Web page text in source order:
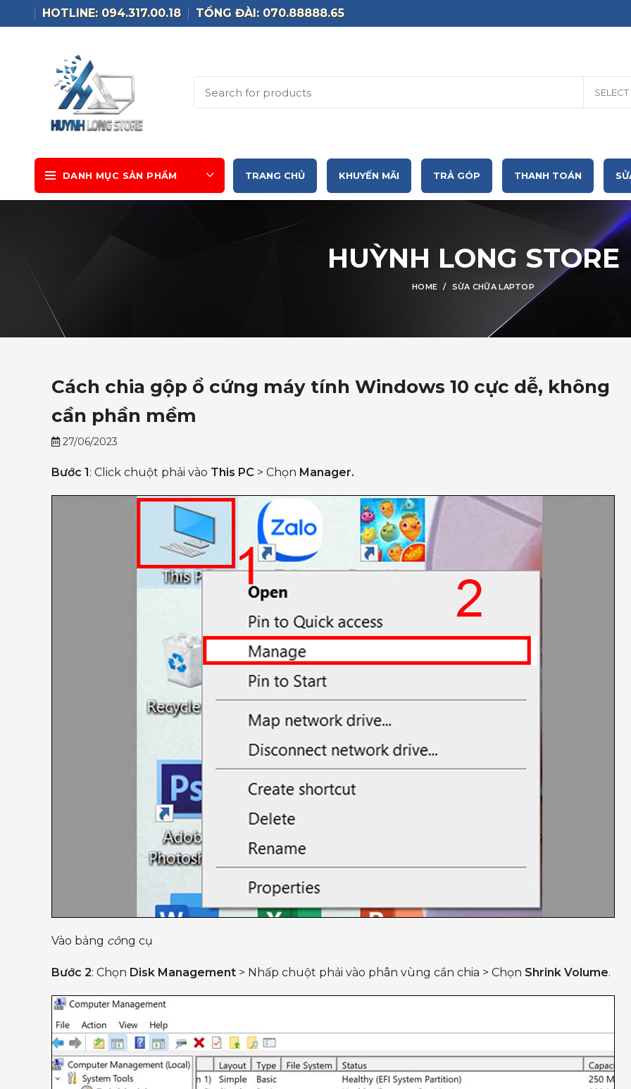
HOTLINE: 094.317.00.18 TỔNG ĐÀI: 070.88888.65
DANH MỤC SẢN PHẨM TRANG CHỦ KHUYẾN MÃI TRẢ GÓP THANH TOÁN
HUỲNH LONG STORE
HOME SỬA CHỮA LAPTOP
Cách chia gộp ổ cứng máy tính Windows 10 cực dễ, không
cần phần mềm
27/06/2023
Bước 1: Click chuột phải vào This PC > Chọn Manager.
Vào bảng công cụ
Bước 2: Chọn Disk Management > Nhấp chuột phải vào phân vùng cần chia > Chọn Shrink Volume.